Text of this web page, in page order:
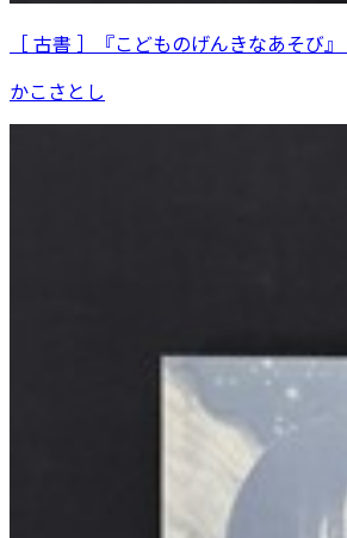
［ 古書 ］『こどものげんきなあそび
かこさとし